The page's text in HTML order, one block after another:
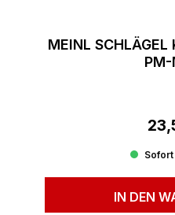
MEINL SCHLÄGEL
PM-
IN DEN